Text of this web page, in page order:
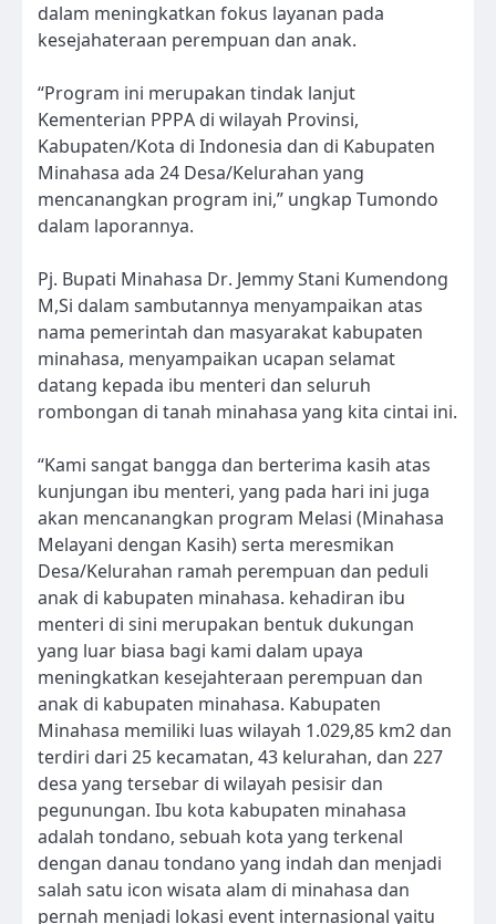
dalam meningkatkan fokus layanan pada
kesejahateraan perempuan dan anak.
“Program ini merupakan tindak lanjut
Kementerian PPPA di wilayah Provinsi,
Kabupaten/Kota di Indonesia dan di Kabupaten
Minahasa ada 24 Desa/Kelurahan yang
mencanangkan program ini,” ungkap Tumondo
dalam laporannya.
Pj. Bupati Minahasa Dr. Jemmy Stani Kumendong
M,Si dalam sambutannya menyampaikan atas
nama pemerintah dan masyarakat kabupaten
minahasa, menyampaikan ucapan selamat
datang kepada ibu menteri dan seluruh
rombongan di tanah minahasa yang kita cintai ini.
“Kami sangat bangga dan berterima kasih atas
kunjungan ibu menteri, yang pada hari ini juga
akan mencanangkan program Melasi (Minahasa
Melayani dengan Kasih) serta meresmikan
Desa/Kelurahan ramah perempuan dan peduli
anak di kabupaten minahasa. kehadiran ibu
menteri di sini merupakan bentuk dukungan
yang luar biasa bagi kami dalam upaya
meningkatkan kesejahteraan perempuan dan
anak di kabupaten minahasa. Kabupaten
Minahasa memiliki luas wilayah 1.029,85 km2 dan
terdiri dari 25 kecamatan, 43 kelurahan, dan 227
desa yang tersebar di wilayah pesisir dan
pegunungan. Ibu kota kabupaten minahasa
adalah tondano, sebuah kota yang terkenal
dengan danau tondano yang indah dan menjadi
salah satu icon wisata alam di minahasa dan
pernah menjadi lokasi event internasional yaitu